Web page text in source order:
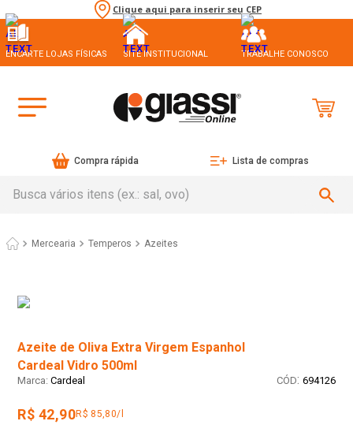
Clique aqui para inserir seu CEP
ENCARTE LOJAS FÍSICAS SITE INSTITUCIONAL TRABALHE CONOSCO
Compra rápida Lista de compras
Mercearia Temperos Azeites
Azeite de Oliva Extra Virgem Espanhol
Cardeal Vidro 500ml
Cardeal : 694126
R$ 42,90R$ 85,80/l